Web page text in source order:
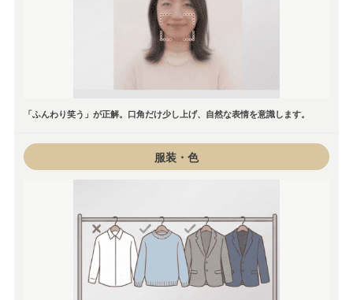
「ふんわり笑う」が正解。口角だけ少し上げ、自然な表情を意識します。
服装・色